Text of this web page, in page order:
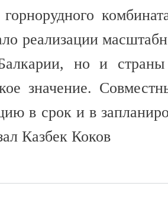
реализации
но и
значение.
в срок и в
Казбек Коков